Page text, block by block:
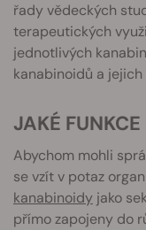
řady vědeckých
terapeutických
jednotlivých
kanabinoidů a jejich
JAKÉ
Abychom mohli
se vzít v potaz
kanabinoidy jako
přímo zapojeny do